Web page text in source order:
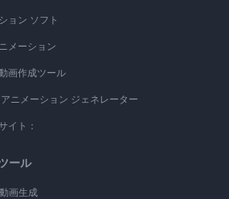
ョン ソフト
メーション
画作成ツール
ニメーション ジェネレーター
イト：
ール
画生成